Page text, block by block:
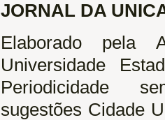
JORNAL DA
Elaborado pela
Universidade
Periodicidade
sugestões Cidade